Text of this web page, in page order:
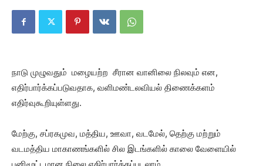
நாடு முழுவதும் மழையற்ற சீரான வானிலை நிலவும் என,
எதிர்பார்க்கப்படுவதாக, வளிமண்டலவியல் திணைக்களம்
எதிர்வுகூறியுள்ளது.
மேற்கு, சப்ரகமுவ, மத்திய, ஊவா, வடமேல், தெற்கு மற்றும்
வடமத்திய மாகாணங்களில் சில இடங்களில் காலை வேளையில்